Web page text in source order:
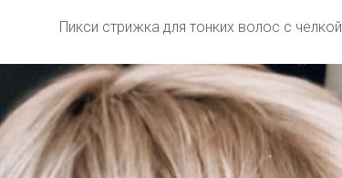
Пикси стрижка для тонких волос с челкой